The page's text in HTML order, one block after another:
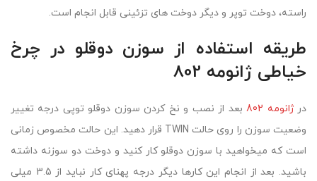
راسته، دوخت توپر و دیگر دوخت های تزئینی قابل انجام است.
طریقه استفاده از سوزن دوقلو در چرخ
خیاطی ژانومه 802
درژانومه 802
بعد از نصب و نخ کردن سوزن دوقلو توپی درجه تغییر
وضعیت سوزن را روی حالت TWIN قرار دهید. این حالت مخصوص زمانی
است که میخواهید با سوزن دوقلو کار کنید و دوخت دو سوزنه داشته
باشید. بعد از انجام این کارها دیگر درجه پهنای کار نباید از 3.5 میلی